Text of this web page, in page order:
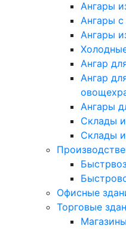
Ангары
Ангары
Ангары
Ангар
Ангар
Ангары
Склады
Склады
Офисные
Торговые